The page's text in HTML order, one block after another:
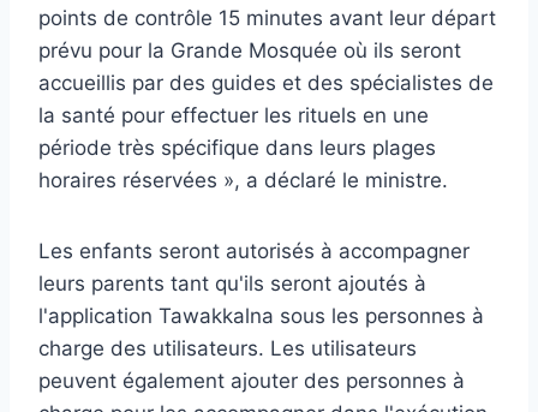
points de contrôle 15 minutes avant leur départ
prévu pour la Grande Mosquée où ils seront
accueillis par des guides et des spécialistes de
la santé pour effectuer les rituels en une
période très spécifique dans leurs plages
horaires réservées », a déclaré le ministre.
Les enfants seront autorisés à accompagner
leurs parents tant qu'ils seront ajoutés à
l'application Tawakkalna sous les personnes à
charge des utilisateurs. Les utilisateurs
peuvent également ajouter des personnes à